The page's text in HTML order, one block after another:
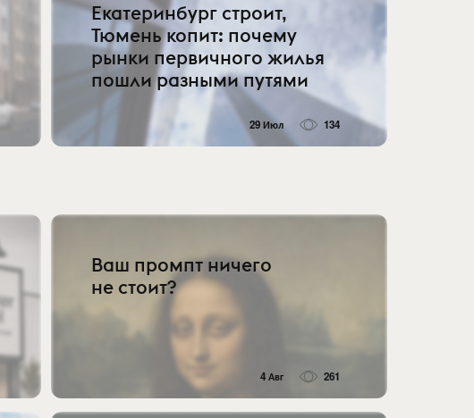
Екатеринбург строит,
Тюмень копит: почему
рынки первичного жилья
пошли разными путями
29 Июл 134
Ваш промпт ничего
не стоит?
4 Авг 261